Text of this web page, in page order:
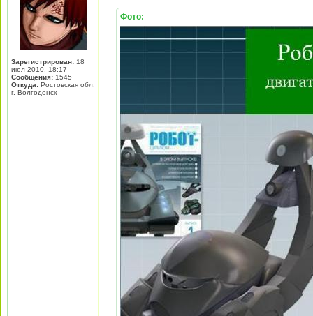
Зарегистрирован: 18
июл 2010, 18:17
Сообщения: 1545
Откуда: Ростовская обл.
г. Волгодонск
Фото: